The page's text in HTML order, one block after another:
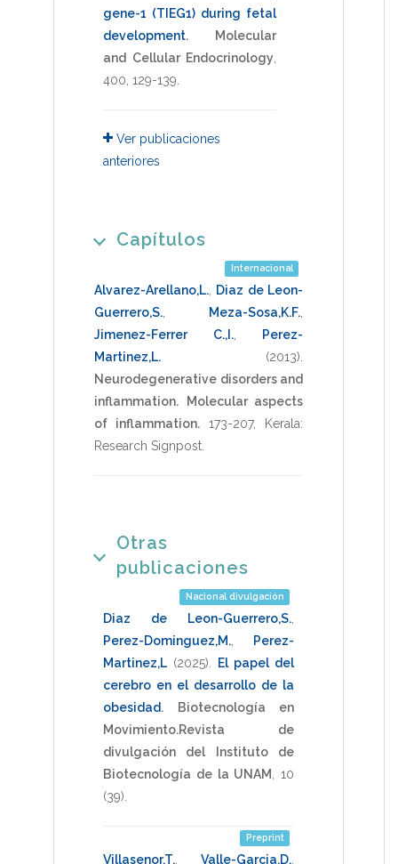
gene-1 (TIEG1) during fetal
development.
Molecular
and Cellular Endocrinology
400 129-139
Ver publicaciones
anteriores
Capítulos
Internacional
Alvarez-Arellano,L. Diaz de Leon-
Guerrero,S.
Meza-Sosa,K.F.
Jimenez-Ferrer C.,I., Perez-
Martinez,L.
(2013)
Neurodegenerative disorders and
inflammation.
Molecular aspects
of inflammation.
173-207, Kerala:
Research Signpost
Otras
publicaciones
Nacional divulgación
Diaz de Leon-Guerrero,S.
Perez-Dominguez,M.
Perez-
Martinez,L (2025)
El papel del
cerebro en el desarrollo de la
obesidad.
Biotecnología en
Movimiento.Revista de
divulgación del Instituto de
Biotecnología de la UNAM
10
(39).
Preprint
Villasenor,T. Valle-Garcia,D.